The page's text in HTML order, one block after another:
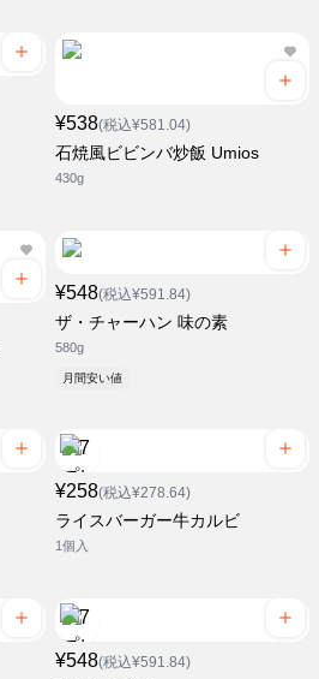
¥538(税込¥581.04)
石焼風ビビンバ炒飯 Umios
430g
¥548(税込¥591.84)
ザ・チャーハン 味の素
580g
月間安い値
¥258(税込¥278.64)
ライスバーガー牛カルビ
1個入
¥548(税込¥591.84)